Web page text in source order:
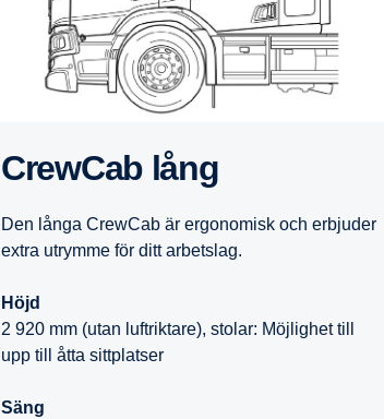
CrewCab lång
Den långa CrewCab är ergonomisk och erbjuder
extra utrymme för ditt arbetslag.
Höjd
2 920 mm (utan luftriktare), stolar: Möjlighet till
upp till åtta sittplatser
Säng